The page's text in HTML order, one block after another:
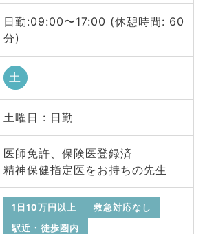
日勤:09:00〜17:00 (休憩時間: 60
分)
土
土曜日 : 日勤
医師免許、保険医登録済
精神保健指定医をお持ちの先生
1日10万円以上
救急対応なし
駅近・徒歩圏内